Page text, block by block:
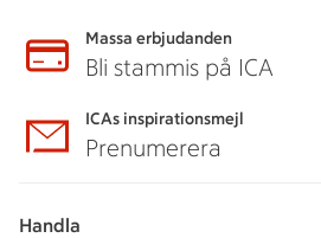
Massa erbjudanden
Bli stammis på ICA
ICAs inspirationsmejl
Prenumerera
Handla